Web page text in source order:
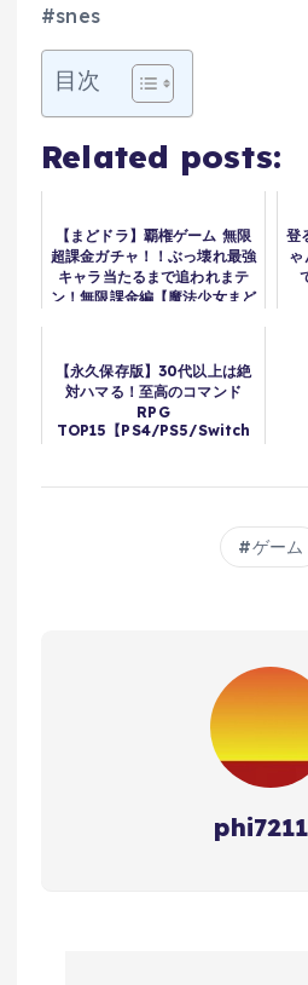
#snes
目次
Related posts:
【まどドラ】覇権ゲーム 無限
超課金ガチャ！！ぶっ壊れ最強
キャラ当たるまで追われまテ
ン！無限課金編【魔法少女まど
登
ゃ
【永久保存版】30代以上は絶
対ハマる！至高のコマンド
RPG
TOP15【PS4/PS5/Switch
ゲーム